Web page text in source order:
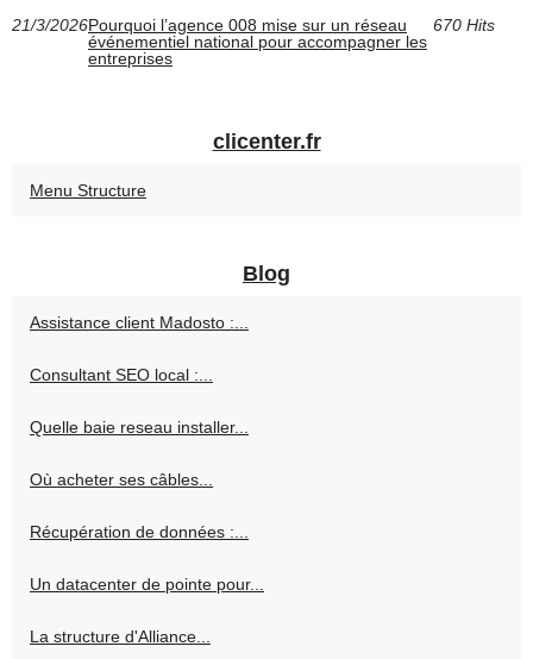
21/3/2026Pourquoi l’agence 008 mise sur un réseau
événementiel national pour accompagner les
entreprises
670 Hits
clicenter.fr
Menu Structure
Blog
Assistance client Madosto :...
Consultant SEO local :...
Quelle baie reseau installer...
Où acheter ses câbles...
Récupération de données :...
Un datacenter de pointe pour...
La structure d'Alliance...